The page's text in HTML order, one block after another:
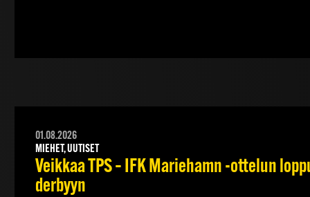
01.08.2026
MIEHET, UUTISET
Veikkaa TPS – IFK Mariehamn -ottelun
derbyyn